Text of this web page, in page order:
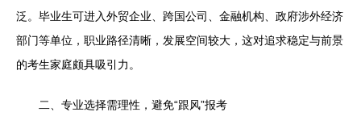
泛。毕业生可进入外贸企业、跨国公司、金融机构、政府涉外经济
部门等单位，职业路径清晰，发展空间较大，这对追求稳定与前景
的考生家庭颇具吸引力。
二、专业选择需理性，避免“跟风”报考